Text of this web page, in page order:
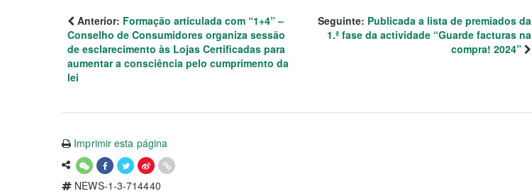
Anterior: Formação articulada com “1+4” –
Conselho de Consumidores organiza sessão
de esclarecimento às Lojas Certificadas para
aumentar a consciência pelo cumprimento da
lei
Seguinte: Publicada a lista de premiados da
1.ª fase da actividade “Guarde facturas na
compra! 2024”
Imprimir esta página
NEWS-1-3-714440